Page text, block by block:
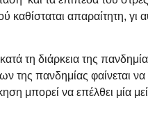
απαραίτητη, γι
τη διάρκεια της
της πανδημίας φαίνεται να
μπορεί να επέλθει μία